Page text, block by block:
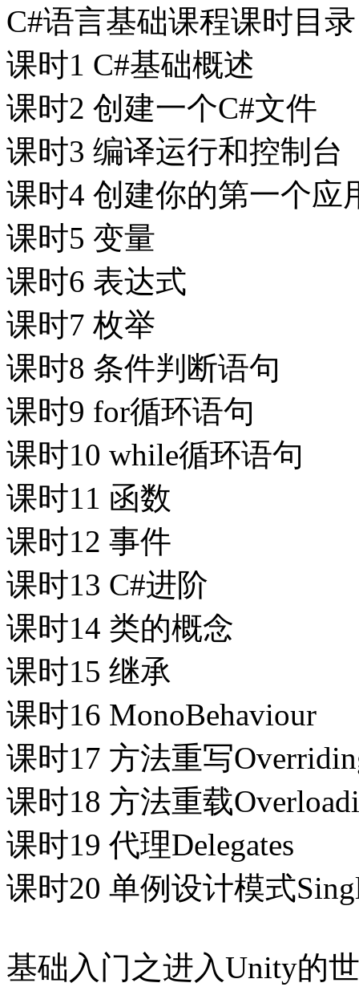
C#语言基础课程课时目
课时1 C#基础概述
课时2 创建一个C#文件
课时3 编译运行和控制台
课时4 创建你的第一个应
课时5 变量
课时6 表达式
课时7 枚举
课时8 条件判断语句
课时9 for循环语句
课时10 while循环语句
课时11 函数
课时12 事件
课时13 C#进阶
课时14 类的概念
课时15 继承
课时16 MonoBehaviour
课时17 方法重写
课时18 方法重载
课时19 代理Delegates
课时20 单例设计模式
基础入门之进入Unity的